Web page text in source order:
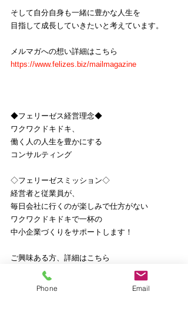
そして自分自身も一緒に豊かな人生を
目指して成長していきたいと考えています。
メルマガへの想い詳細はこちら
https://www.felizes.biz/mailmagazine
◆フェリーゼス経営理念◆
ワクワクドキドキ、
働く人の人生を豊かにする
コンサルティング
◇フェリーゼスミッション◇
経営者と従業員が、
毎日会社に行くのが楽しみで仕方がない
ワクワクドキドキで一杯の
中小企業づくりをサポートします！
ご興味ある方、詳細はこちら
https://www.felizes.biz/aboutus
Phone Email